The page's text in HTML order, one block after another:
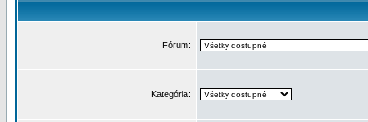
Fórum:
Kategória: